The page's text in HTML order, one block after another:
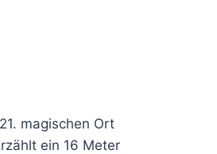
magischen Ort
ein 16 Meter